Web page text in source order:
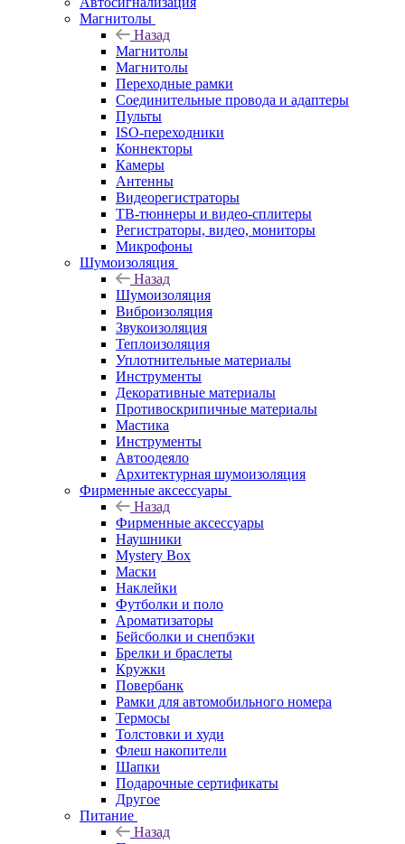
Магнитолы
Назад
Магнитолы
Магнитолы
Переходные рамки
Соединительные провода и адаптеры
Пульты
ISO-переходники
Коннекторы
Камеры
Антенны
Видеорегистраторы
ТВ-тюннеры и видео-сплитеры
Регистраторы, видео, мониторы
Микрофоны
Шумоизоляция
Назад
Шумоизоляция
Виброизоляция
Звукоизоляция
Теплоизоляция
Уплотнительные материалы
Инструменты
Декоративные материалы
Противоскрипичные материалы
Мастика
Инструменты
Автоодеяло
Архитектурная шумоизоляция
Фирменные аксессуары
Назад
Фирменные аксессуары
Наушники
Mystery Box
Маски
Наклейки
Футболки и поло
Ароматизаторы
Бейсболки и снепбэки
Брелки и браслеты
Кружки
Повербанк
Рамки для автомобильного номера
Термосы
Толстовки и худи
Флеш накопители
Шапки
Подарочные сертификаты
Другое
Питание
Назад